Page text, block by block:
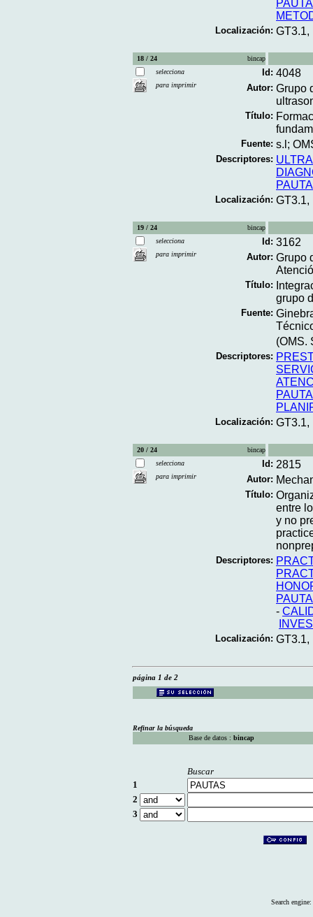
Localización: GT3.1,
18 / 24
bincap
selecciona
para imprimir
Id: 4048
Autor: Grupo
Título:
Fuente: s.l;
Descriptores:
Localización: GT3.1,
19 / 24
bincap
selecciona
para imprimir
Id: 3162
Autor: Grupo
Título:
grupo
Fuente:
(OMS.
Descriptores:
Localización: GT3.1,
20 / 24
bincap
selecciona
para imprimir
Id: 2815
Autor:
Título:
entre
y no
Descriptores:
-
Localización: GT3.1,
página 1 de 2
Refinar la búsqueda
Base de datos : bincap
Buscar
1
2
3
Search engine: